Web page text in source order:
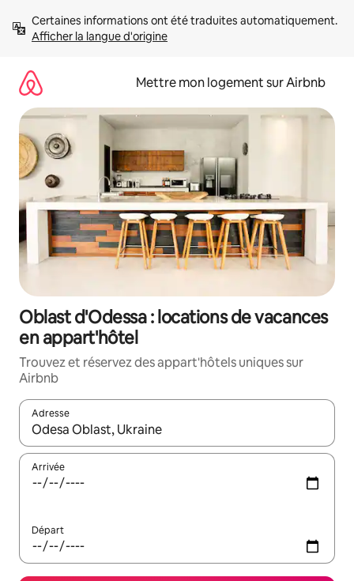
directement
Afficher la langue d'origine
Mettre mon logement sur Airbnb
Oblast d'Odessa : locations de vacances
en appart'hôtel
Trouvez et réservez des appart'hôtels uniques sur
Airbnb
Adresse
Lorsque les résultats s'affichent, utilisez les flèches vers le
Arrivée
Départ